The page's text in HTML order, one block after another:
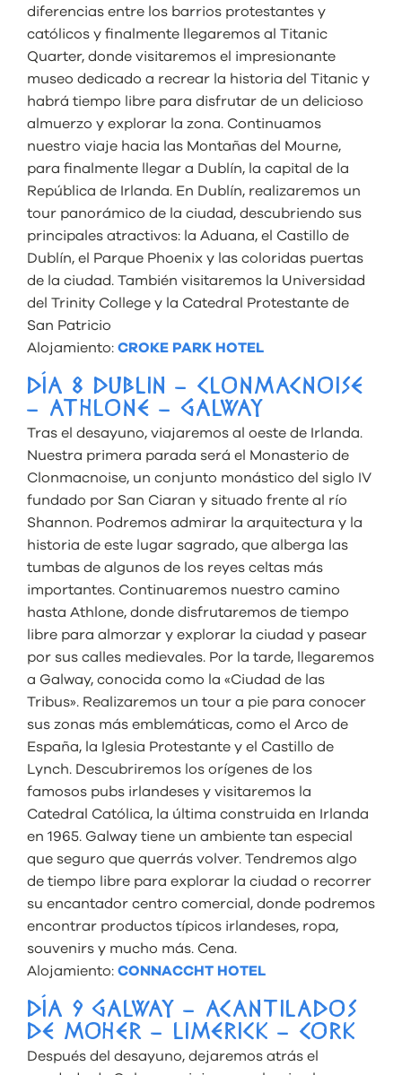
diferencias entre los barrios protestantes y
católicos y finalmente llegaremos al Titanic
Quarter, donde visitaremos el impresionante
museo dedicado a recrear la historia del Titanic y
habrá tiempo libre para disfrutar de un delicioso
almuerzo y explorar la zona. Continuamos
nuestro viaje hacia las Montañas del Mourne,
para finalmente llegar a Dublín, la capital de la
República de Irlanda. En Dublín, realizaremos un
tour panorámico de la ciudad, descubriendo sus
principales atractivos: la Aduana, el Castillo de
Dublín, el Parque Phoenix y las coloridas puertas
de la ciudad. También visitaremos la Universidad
del Trinity College y la Catedral Protestante de
San Patricio
Alojamiento: CROKE PARK HOTEL
DÍA 8 DUBLIN – CLONMACNOISE
– ATHLONE – GALWAY
Tras el desayuno, viajaremos al oeste de Irlanda.
Nuestra primera parada será el Monasterio de
Clonmacnoise, un conjunto monástico del siglo IV
fundado por San Ciaran y situado frente al río
Shannon. Podremos admirar la arquitectura y la
historia de este lugar sagrado, que alberga las
tumbas de algunos de los reyes celtas más
importantes. Continuaremos nuestro camino
hasta Athlone, donde disfrutaremos de tiempo
libre para almorzar y explorar la ciudad y pasear
por sus calles medievales. Por la tarde, llegaremos
a Galway, conocida como la «Ciudad de las
Tribus». Realizaremos un tour a pie para conocer
sus zonas más emblemáticas, como el Arco de
España, la Iglesia Protestante y el Castillo de
Lynch. Descubriremos los orígenes de los
famosos pubs irlandeses y visitaremos la
Catedral Católica, la última construida en Irlanda
en 1965. Galway tiene un ambiente tan especial
que seguro que querrás volver. Tendremos algo
de tiempo libre para explorar la ciudad o recorrer
su encantador centro comercial, donde podremos
encontrar productos típicos irlandeses, ropa,
souvenirs y mucho más. Cena.
Alojamiento: CONNACCHT HOTEL
DÍA 9 GALWAY – ACANTILADOS
DE MOHER – LIMERICK – CORK
Después del desayuno, dejaremos atrás el